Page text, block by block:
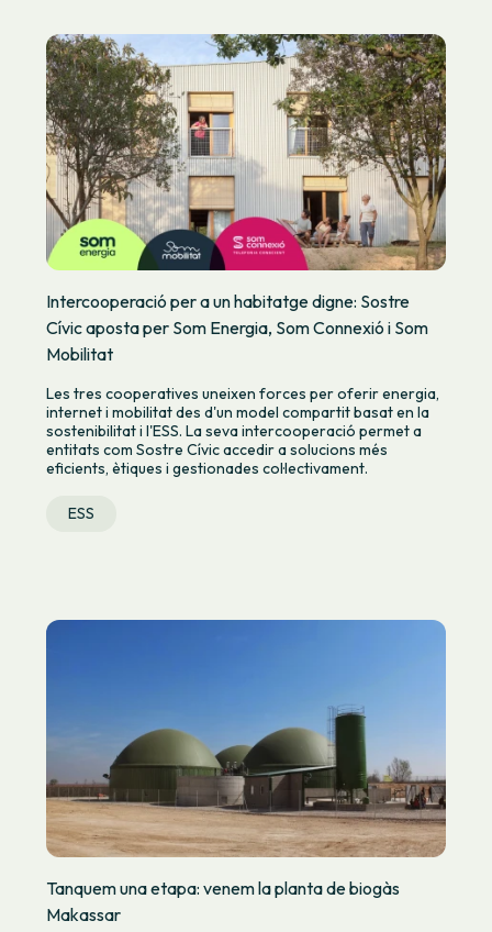
Intercooperació per a un habitatge digne: Sostre
Cívic aposta per Som Energia, Som Connexió i Som
Mobilitat
Les tres cooperatives uneixen forces per oferir energia,
internet i mobilitat des d'un model compartit basat en la
sostenibilitat i l'ESS. La seva intercooperació permet a
entitats com Sostre Cívic accedir a solucions més
eficients, ètiques i gestionades col·lectivament.
ESS
Tanquem una etapa: venem la planta de biogàs
Makassar